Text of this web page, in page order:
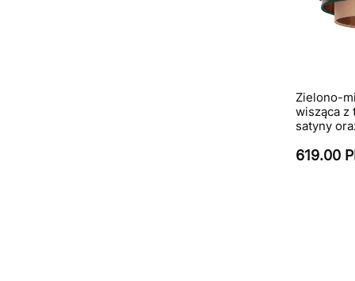
Zielono-
wisząca z
satyny
619.00